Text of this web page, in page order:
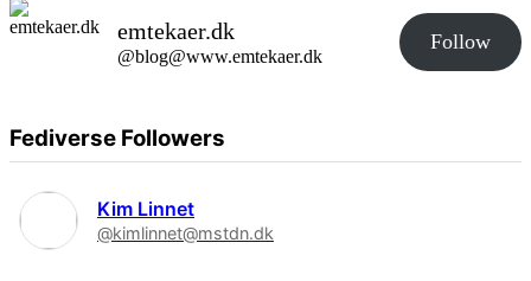
emtekaer.dk
@blog@www.emtekaer.dk
Follow
Fediverse Followers
Kim Linnet
@kimlinnet@mstdn.dk